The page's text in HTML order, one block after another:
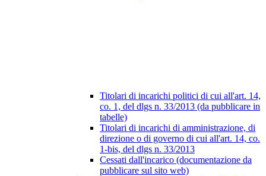
Titolari di incarichi politici di cui all'art. 14,
co. 1, del dlgs n. 33/2013 (da pubblicare in
tabelle)
Titolari di incarichi di amministrazione, di
direzione o di governo di cui all'art. 14, co.
1-bis, del dlgs n. 33/2013
Cessati dall'incarico (documentazione da
pubblicare sul sito web)